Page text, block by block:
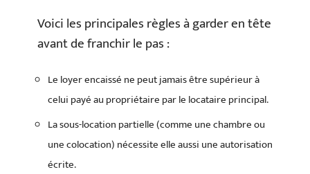
Voici les principales règles à garder en tête
avant de franchir le pas :
Le loyer encaissé ne peut jamais être supérieur à
celui payé au propriétaire par le locataire principal.
La sous-location partielle (comme une chambre ou
une colocation) nécessite elle aussi une autorisation
écrite.